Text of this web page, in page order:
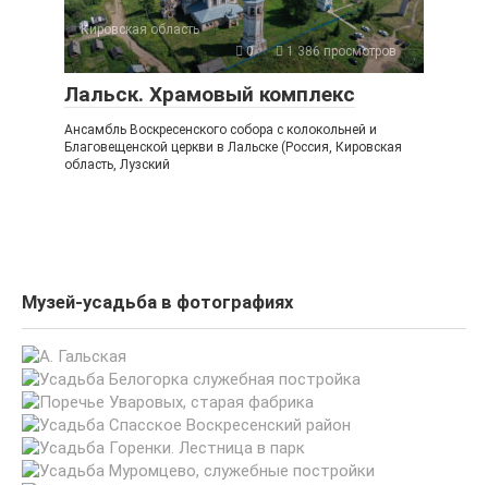
Кировская область
0
1 386 просмотров
Лальск. Храмовый комплекс
Ансамбль Воскресенского собора с колокольней и
Благовещенской церкви в Лальске (Россия, Кировская
область, Лузский
Музей-усадьба в фотографиях